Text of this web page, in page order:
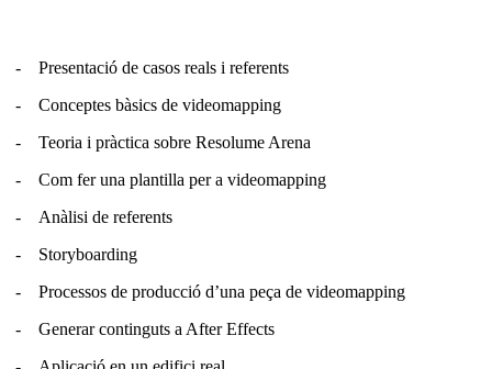
-
Presentació de casos reals i referents
-
Conceptes bàsics de videomapping
-
Teoria i pràctica sobre Resolume Arena
-
Com fer una plantilla per a videomapping
-
Anàlisi de referents
-
Storyboarding
-
Processos de producció d’una peça de videomapping
-
Generar continguts a After Effects